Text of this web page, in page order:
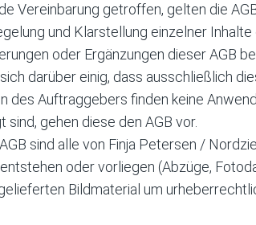
Vereinbarung getroffen, gelten die
und Klarstellung einzelner
oder Ergänzungen dieser AGB
darüber einig, dass ausschließlich
des Auftraggebers finden keine
gehen diese den AGB vor.
sind alle von Finja Petersen /
oder vorliegen (Abzüge,
Bildmaterial um